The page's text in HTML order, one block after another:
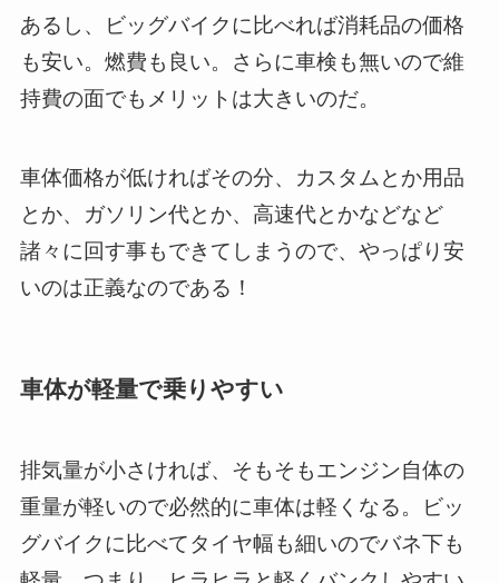
あるし、ビッグバイクに比べれば消耗品の価格
も安い。燃費も良い。さらに車検も無いので維
持費の面でもメリットは大きいのだ。
車体価格が低ければその分、カスタムとか用品
とか、ガソリン代とか、高速代とかなどなど
諸々に回す事もできてしまうので、やっぱり安
いのは正義なのである！
車体が軽量で乗りやすい
排気量が小さければ、そもそもエンジン自体の
重量が軽いので必然的に車体は軽くなる。ビッ
グバイクに比べてタイヤ幅も細いのでバネ下も